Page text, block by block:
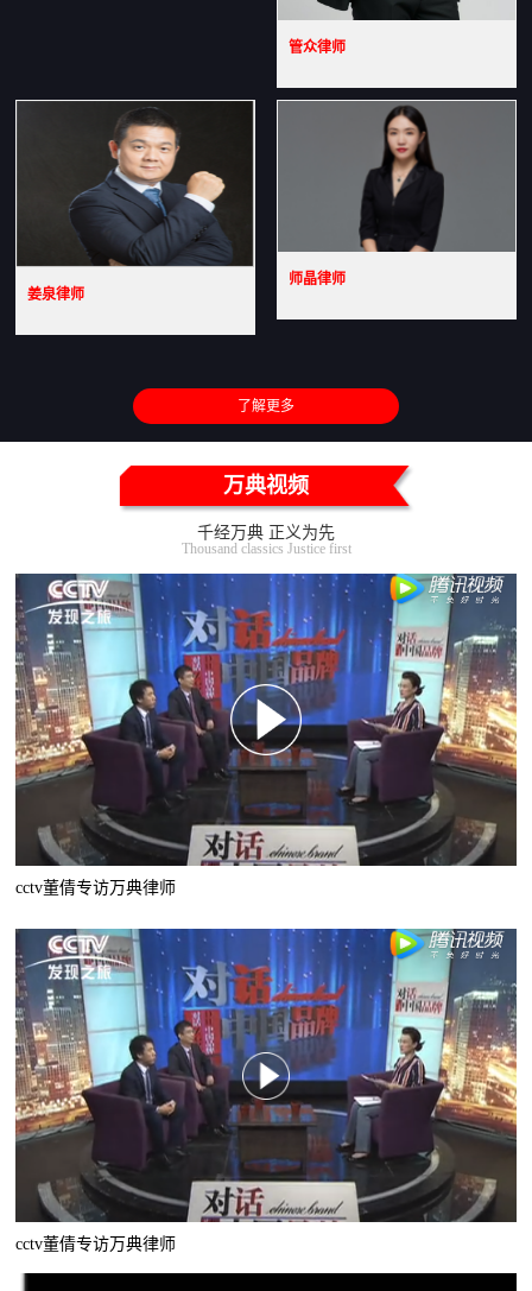
管众律师
姜泉律师
师晶律师
了解更多
万典视频
千经万典 正义为先
Thousand classics Justice first
cctv董倩专访万典律师
cctv董倩专访万典律师